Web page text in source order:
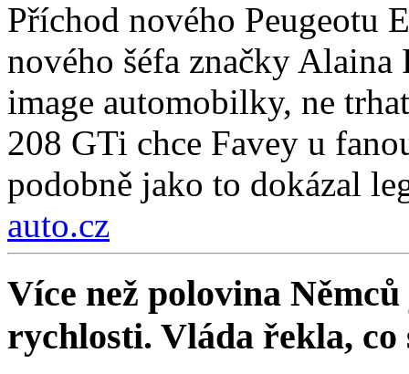
Příchod nového Peugeotu
nového šéfa značky
image automobilky, ne
208 GTi chce Favey u
podobně jako to dokázal
auto.cz
Více než polovina
rychlosti. Vláda řekla, co